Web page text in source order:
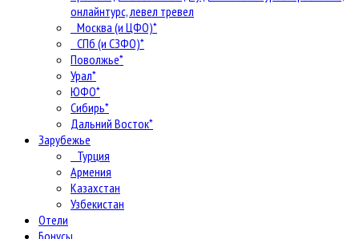
онлайнтурс, левел тревел
Москва (и ЦФО)*
СПб (и СЗФО)*
Поволжье*
Урал*
ЮФО*
Сибирь*
Дальний Восток*
Зарубежье
Турция
Армения
Казахстан
Узбекистан
Отели
Бонусы